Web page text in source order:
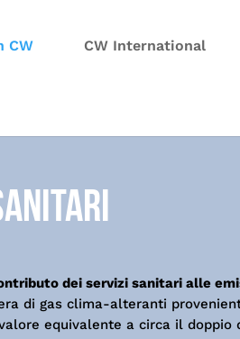
CW CW International
dei servizi sanitari alle
di gas clima-alteranti
equivalente a circa il doppio